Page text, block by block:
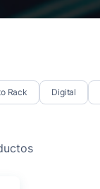
Rack Digital